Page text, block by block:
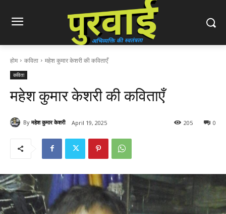
होम कविता महेश कुमार केशरी की कविताएँ
कविता
महेश कुमार केशरी की कविताएँ
By महेश कुमार केशरी April 19, 2025 0
205